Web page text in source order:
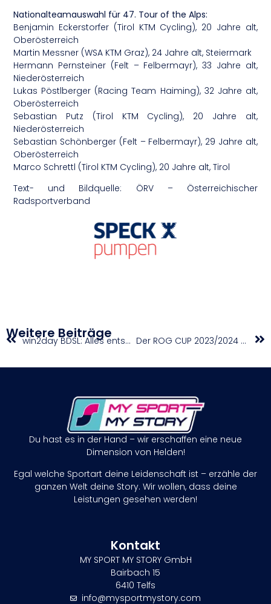
Nationalteamauswahl für 47. Tour of the Alps:
Benjamin Eckerstorfer (Tirol KTM Cycling), 20 Jahre alt,
Oberösterreich
Martin Messner (WSA KTM Graz), 24 Jahre alt, Steiermark
Hermann Pernsteiner (Felt – Felbermayr), 33 Jahre alt,
Niederösterreich
Lukas Pöstlberger (Racing Team Haiming), 32 Jahre alt,
Oberösterreich
Sebastian Putz (Tirol KTM Cycling), 20 Jahre alt,
Niederösterreich
Sebastian Schönberger (Felt – Felbermayr), 29 Jahre alt,
Oberösterreich
Marco Schrettl (Tirol KTM Cycling), 20 Jahre alt, Tirol
Text- und Bildquelle: ÖRV – Österreichischer
Radsportverband
Weitere Beiträge win2day BDSL: Alles entscheidendes Spiel drei in Happyland Klosterneuburg Der ROG CUP 2023/2024 zauberte allen ein Lächeln ins Gesicht
Du hast es in der Hand – wir erschaffen eine neue
Dimension von Helden!
Egal welche Sportart deine Leidenschaft ist – erzähle der
ganzen Welt deine Story. Wir wollen, dass deine
Leistungen gesehen werden!
Kontakt
MY SPORT MY STORY GmbH
Bairbach 15
6410 Telfs
info@mysportmystory.com